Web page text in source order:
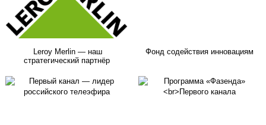
Leroy Merlin — наш
стратегический партнёр
Фонд содействия инновациям